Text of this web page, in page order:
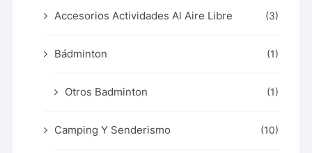
Accesorios Actividades Al Aire Libre (3)
Bádminton (1)
Otros Badminton (1)
Camping Y Senderismo (10)